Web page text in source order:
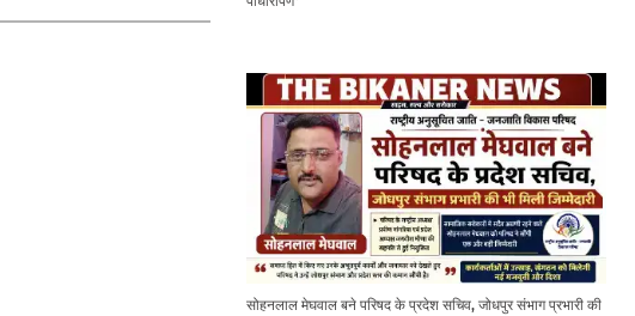
सोहनलाल मेघवाल बने परिषद के प्रदेश सचिव, जोधपुर संभाग प्रभारी की